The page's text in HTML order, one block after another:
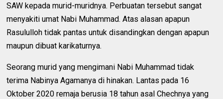
SAW kepada murid-muridnya. Perbuatan tersebut sangat
menyakiti umat Nabi Muhammad. Atas alasan apapun
Rasululloh tidak pantas untuk disandingkan dengan apapun
maupun dibuat karikaturnya.
Seorang murid yang mengimani Nabi Muhammad tidak
terima Nabinya Agamanya di hinakan. Lantas pada 16
Oktober 2020 remaja berusia 18 tahun asal Chechnya yang